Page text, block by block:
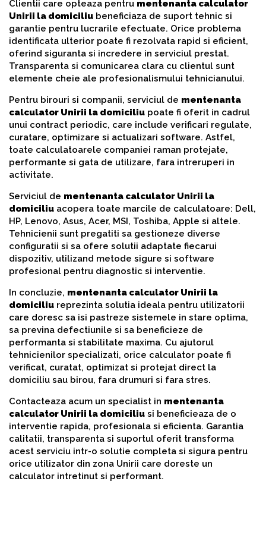
Clientii care opteaza pentru mentenanta calculator
Unirii la domiciliu beneficiaza de suport tehnic si
garantie pentru lucrarile efectuate. Orice problema
identificata ulterior poate fi rezolvata rapid si eficient,
oferind siguranta si incredere in serviciul prestat.
Transparenta si comunicarea clara cu clientul sunt
elemente cheie ale profesionalismului tehnicianului.
Pentru birouri si companii, serviciul de mentenanta
calculator Unirii la domiciliu poate fi oferit in cadrul
unui contract periodic, care include verificari regulate,
curatare, optimizare si actualizari software. Astfel,
toate calculatoarele companiei raman protejate,
performante si gata de utilizare, fara intreruperi in
activitate.
Serviciul de mentenanta calculator Unirii la
domiciliu acopera toate marcile de calculatoare: Dell,
HP, Lenovo, Asus, Acer, MSI, Toshiba, Apple si altele.
Tehnicienii sunt pregatiti sa gestioneze diverse
configuratii si sa ofere solutii adaptate fiecarui
dispozitiv, utilizand metode sigure si software
profesional pentru diagnostic si interventie.
In concluzie, mentenanta calculator Unirii la
domiciliu reprezinta solutia ideala pentru utilizatorii
care doresc sa isi pastreze sistemele in stare optima,
sa previna defectiunile si sa beneficieze de
performanta si stabilitate maxima. Cu ajutorul
tehnicienilor specializati, orice calculator poate fi
verificat, curatat, optimizat si protejat direct la
domiciliu sau birou, fara drumuri si fara stres.
Contacteaza acum un specialist in mentenanta
calculator Unirii la domiciliu si beneficieaza de o
interventie rapida, profesionala si eficienta. Garantia
calitatii, transparenta si suportul oferit transforma
acest serviciu intr-o solutie completa si sigura pentru
orice utilizator din zona Unirii care doreste un
calculator intretinut si performant.